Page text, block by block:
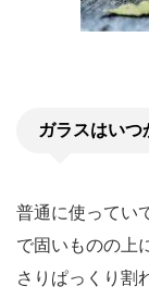
ガラスはいつ
普通に使ってい
で固いものの上
さりぱっくり割